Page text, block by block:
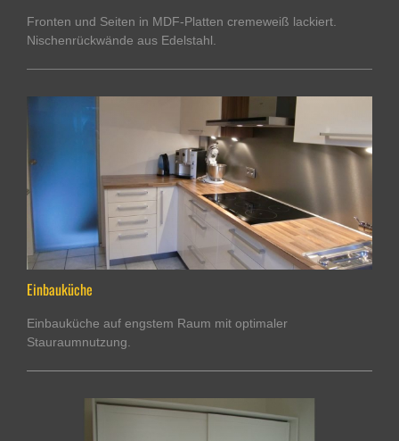
Fronten und Seiten in MDF-Platten cremeweiß lackiert.
Nischenrückwände aus Edelstahl.
Einbauküche
Einbauküche auf engstem Raum mit optimaler
Stauraumnutzung.